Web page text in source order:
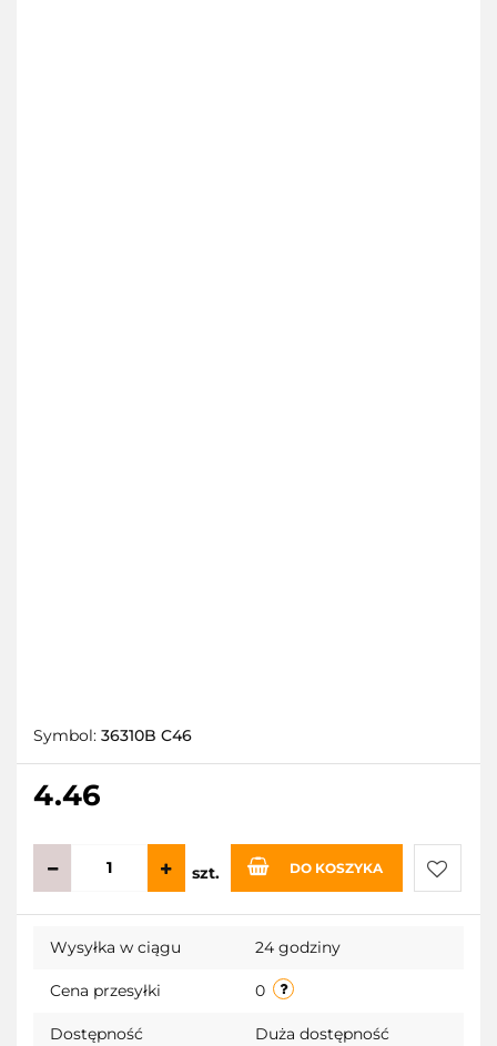
Symbol: 36310B C46
4.46
szt. DO KOSZYKA
Do
Wysyłka w ciągu 24 godziny
Cena przesyłki 0
Dostępność Duża dostępność